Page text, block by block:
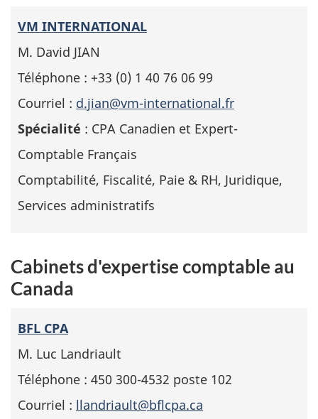
VM INTERNATIONAL
M. David JIAN
Téléphone : +33 (0) 1 40 76 06 99
Courriel : d.jian@vm-international.fr
Spécialité : CPA Canadien et Expert-
Comptable Français
Comptabilité, Fiscalité, Paie & RH, Juridique,
Services administratifs
Cabinets d'expertise comptable au
Canada
BFL CPA
M. Luc Landriault
Téléphone : 450 300-4532 poste 102
Courriel : llandriault@bflcpa.ca